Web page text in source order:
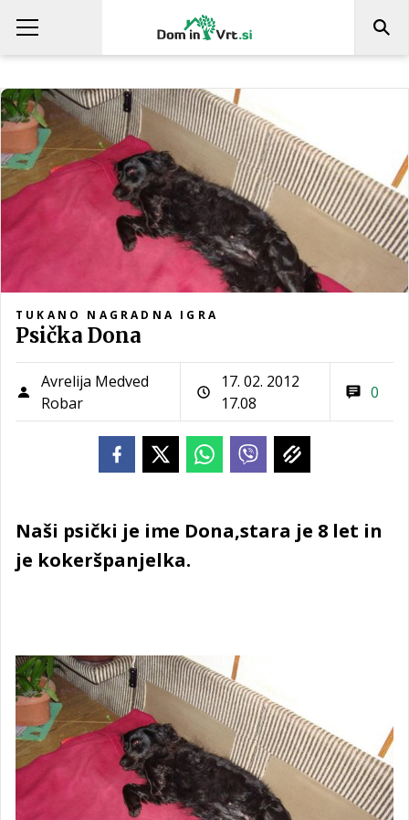
TUKANO NAGRADNA IGRA
Psička Dona
Avrelija Medved
Robar
17. 02. 2012
17.08
0
Naši psički je ime Dona,stara je 8 let in
je kokeršpanjelka.